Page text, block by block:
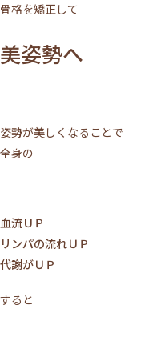
骨格を矯正して
美姿勢へ
姿勢が美しくなることで
全身の
血流ＵＰ
リンパの流れＵＰ
代謝がＵＰ
すると